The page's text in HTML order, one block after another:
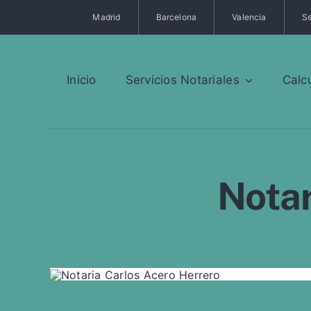
Madrid Barcelona Valencia
Inicio Servicios Notariales